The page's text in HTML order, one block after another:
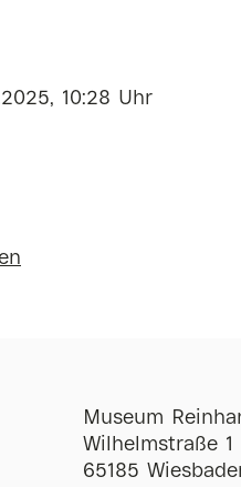
10:28 Uhr
Museum
Wilhelmstraße 1
65185